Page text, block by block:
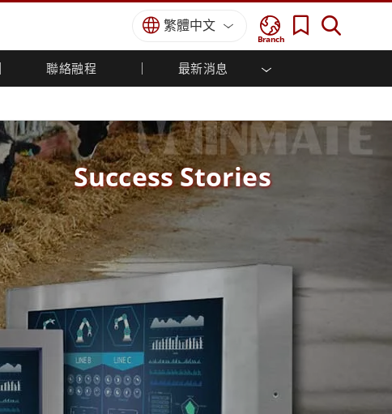
Branch
繁體中文
聯絡融程 最新消息
國防等級強固觸控筆記型電腦
國防等級強固型平板電腦
國防等級超強固型平板電腦
國防等級工業電腦
國防等級顯示器 / NVIS 顯示器
國防等級伺服器
地面控制站
船舶等級
船舶等級工業電腦
船舶等級顯示器
船舶等級嵌入式電腦
不鏽鋼等級
不鏽鋼工業電腦
船舶解決方案
軍事國防解決方案
綠能減碳解決方案
金屬和採礦解決方案
專業認證／符合標準
Success Stories